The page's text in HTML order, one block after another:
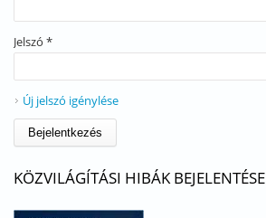
Jelszó *
Új jelszó igénylése
KÖZVILÁGÍTÁSI HIBÁK BEJELENTÉSE